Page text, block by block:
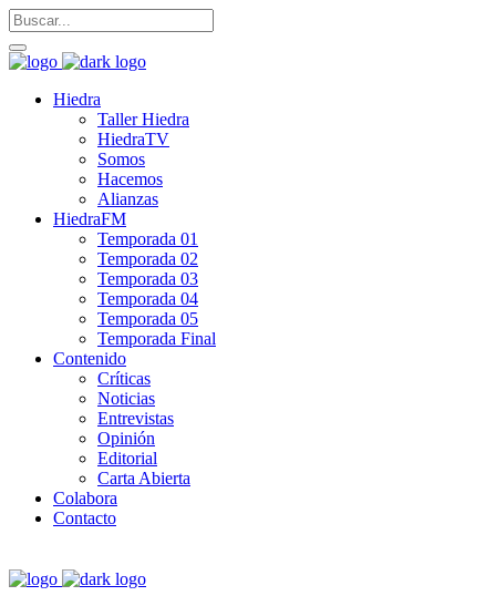
Hiedra
Taller Hiedra
HiedraTV
Somos
Hacemos
Alianzas
HiedraFM
Temporada 01
Temporada 02
Temporada 03
Temporada 04
Temporada 05
Temporada Final
Contenido
Críticas
Noticias
Entrevistas
Opinión
Editorial
Carta Abierta
Colabora
Contacto